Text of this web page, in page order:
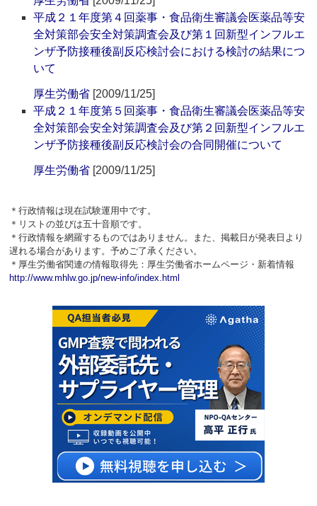
平成２１年度第４回薬事・食品衛生審議会医薬品等安
全対策部会安全対策調査会及び第１回新型インフルエ
ンザ予防接種後副反応検討会における検討の結果につ
いて
厚生労働省 [2009/11/25]
平成２１年度第５回薬事・食品衛生審議会医薬品等安
全対策部会安全対策調査会及び第２回新型インフルエ
ンザ予防接種後副反応検討会の合同開催について
厚生労働省 [2009/11/25]
＊行政情報は現在試験運用中です。
＊リストの並びは五十音順です。
＊行政情報を網羅するものではありません。また、掲載日が発表日より
遅れる場合があります。予めご了承ください。
＊厚生労働省関連の情報取得先：厚生労働省ホームページ・新着情報
http://www.mhlw.go.jp/new-info/index.html